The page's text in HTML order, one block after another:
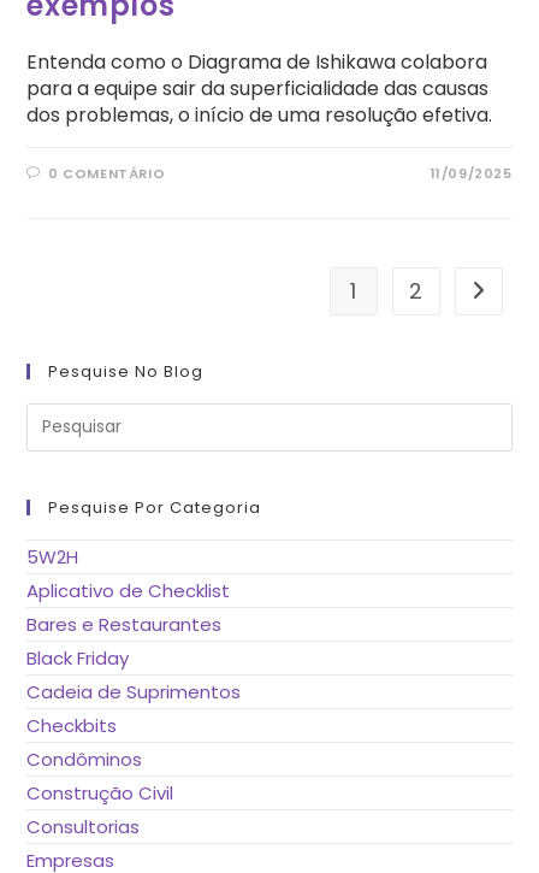
Entenda como o Diagrama de Ishikawa colabora
para a equipe sair da superficialidade das causas
dos problemas, o início de uma resolução efetiva.
0 COMENTÁRIO 11/09/2025
1 2 Ir para
Pesquise No Blog
Pesquise Por Categoria
5W2H
Aplicativo de Checklist
Bares e Restaurantes
Black Friday
Cadeia de Suprimentos
Checkbits
Condôminos
Construção Civil
Consultorias
Empresas